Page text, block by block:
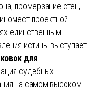
промерзание стен,
проектной
единственным
истины выступает
для
судебных
на самом высоком